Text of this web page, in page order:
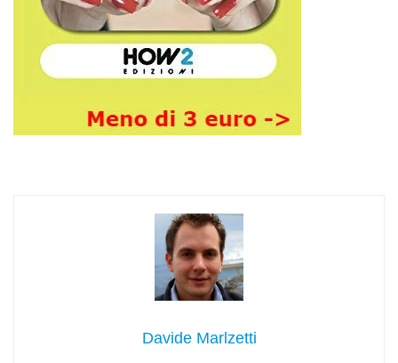
Davide Marlzetti